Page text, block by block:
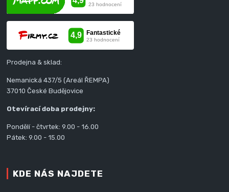
Prodejna & sklad:
Nemanická 437/5 (Areál ŘEMPA)
37010 České Budějovice
Otevírací doba prodejny:
Pondělí - čtvrtek: 9.00 - 16.00
Pátek: 9.00 - 15.00
KDE NÁS NAJDETE